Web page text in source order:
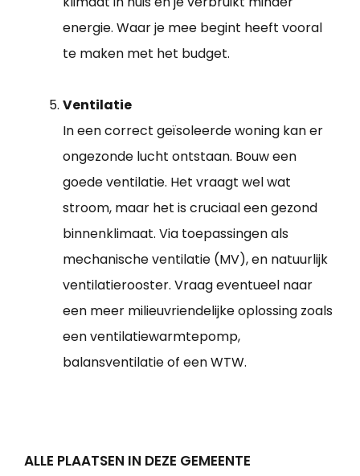
energie. Waar je mee begint heeft vooral
te maken met het budget.
Ventilatie
In een correct geïsoleerde woning kan er
ongezonde lucht ontstaan. Bouw een
goede ventilatie. Het vraagt wel wat
stroom, maar het is cruciaal een gezond
binnenklimaat. Via toepassingen als
mechanische ventilatie (MV), en natuurlijk
ventilatierooster. Vraag eventueel naar
een meer milieuvriendelijke oplossing zoals
een ventilatiewarmtepomp,
balansventilatie of een WTW.
ALLE PLAATSEN IN DEZE GEMEENTE